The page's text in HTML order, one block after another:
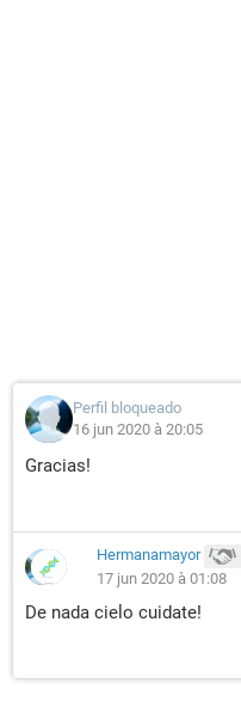
Perfil bloqueado
16 jun 2020 à 20:05
Gracias!
Hermanamayor
17 jun 2020 à 01:08
De nada cielo cuidate!